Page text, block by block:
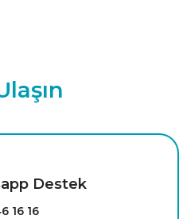
Destek
16 16